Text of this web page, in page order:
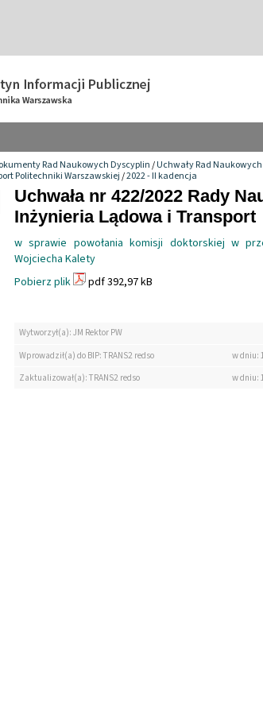
Rad Naukowych Dyscyplin/Uchwały Rad
Politechniki Warszawskiej/2022 - II kadencja
Uchwała nr 422/2022 Rady
Inżynieria Lądowa i Transport
w sprawie powołania komisji doktorskiej w
Wojciecha Kalety
Pobierz plik
pdf 392,97 kB
Wytworzył(a): JM Rektor PW
Wprowadził(a) do BIP: TRANS2 redso
w dniu:
Zaktualizował(a): TRANS2 redso
w dniu: